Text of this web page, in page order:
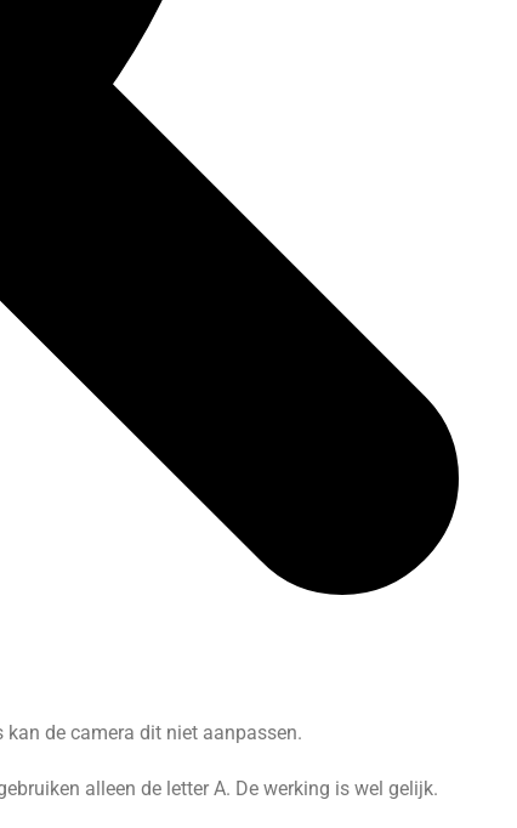
de camera dit niet aanpassen.
alleen de letter A. De werking is wel gelijk.